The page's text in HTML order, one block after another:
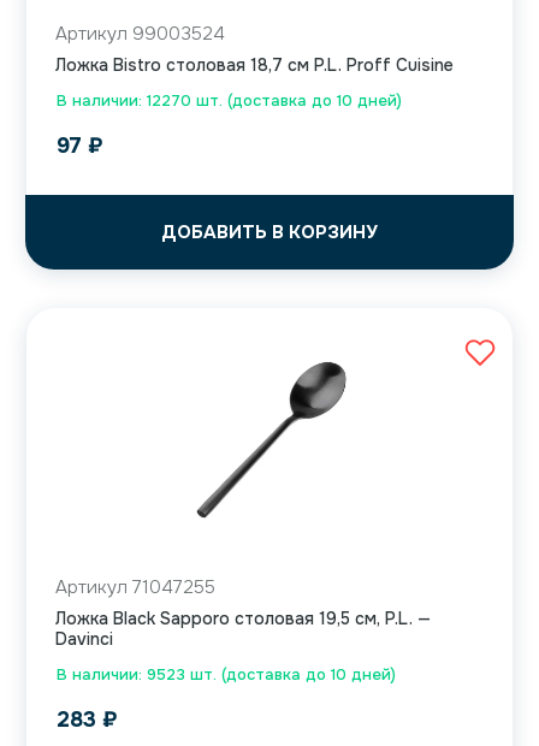
В наличии: 12270 шт. (доставка до 10 дней)
Артикул 99003524
Ложка Bistro столовая 18,7 см P.L. Proff Cuisine
97 ₽
ДОБАВИТЬ В КОРЗИНУ
В наличии: 9523 шт. (доставка до 10 дней)
Артикул 71047255
Ложка Black Sapporo столовая 19,5 см, P.L. —
Davinci
283 ₽